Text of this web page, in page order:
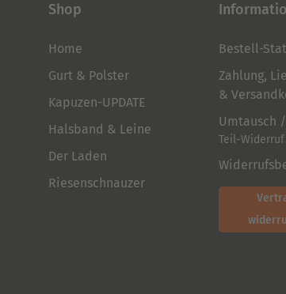
Shop
Home
Gurt & Polster
Kapuzen-UPDATE
Halsband & Leine
Der Laden
Riesenschnauzer
Bestell-
Zahlung,
&
Umtausch /
Teil-Widerruf